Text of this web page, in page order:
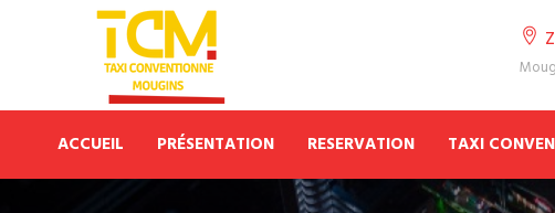
ACCUEIL PRÉSENTATION RESERVATION TAXI